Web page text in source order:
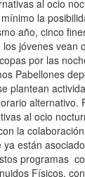
al ocio
la
año, cinco
jóvenes vean
por las
Pabellones
plantean
alternativo.
al ocio
la
están
programas
Físicos,